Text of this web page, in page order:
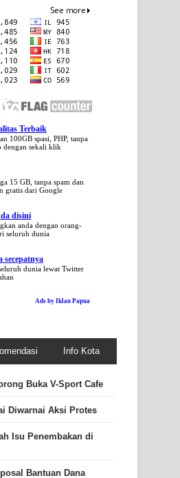
Terbaik
100GB spasi, PHP, tanpa
dengan sekali klik
15 GB, tanpa spam dan
gratis dari Google
disini
anda dengan orang-
seluruh dunia
dunia lewat Twitter
Ads by Iklan Papua
Info Kota
Buka V-Sport Cafe
Diwarnai Aksi Protes
Isu Penembakan di
Bantuan Dana